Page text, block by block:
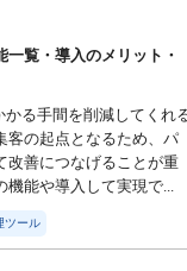
覧・導入のメリット・
かる手間を削減してくれ
客の起点となるため、パ
改善につなげることが重
機能や導入して実現で...
ツール